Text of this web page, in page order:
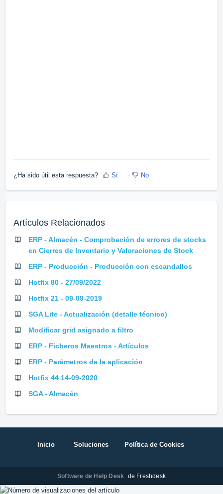
¿Ha sido útil esta respuesta? Sí No
Artículos Relacionados
ERP - Almacén - Comprobación de errores de stocks
en Cierres de Inventario y Valoraciones de Stock
ERP - Producción - Producción con escandallos
Hotfix 80 - 27/09/2022
Hotfix 21 - 09-09-2019
SGA Lite - Actualización (detalle técnico)
Modificar grid asignado a filtro
ERP - Ficheros Maestros - Artículos
ERP - Parámetros de la aplicación
Hotfix 44 14-09-2020
SGA - Almacén
Inicio Soluciones Política de Cookies
Software de Help Desk de Freshdesk